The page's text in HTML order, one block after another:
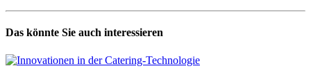
Das könnte Sie auch interessieren